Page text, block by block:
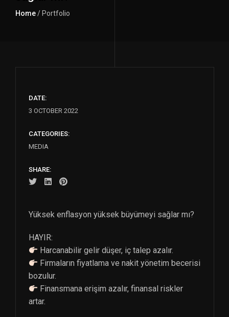
Home/ Portfolio
DATE:
3 OCTOBER 2022
CATEGORIES:
MEDIA
SHARE:
Yüksek enflasyon yüksek büyümeyi sağlar mı?
HAYIR:
Harcanabilir gelir düşer, iç talep azalır.
Firmaların fiyatlama ve nakit yönetim becerisi
bozulur.
Finansmana erişim azalır, finansal riskler
artar.